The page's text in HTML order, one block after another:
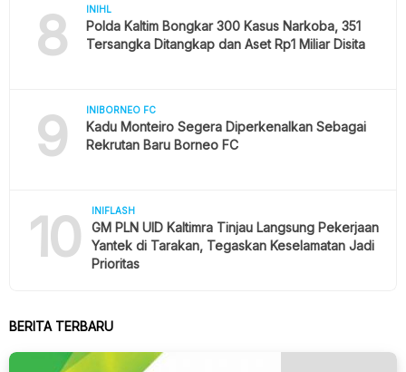
8 INIHL
Polda Kaltim Bongkar 300 Kasus Narkoba, 351
Tersangka Ditangkap dan Aset Rp1 Miliar Disita
9 INIBORNEO FC
Kadu Monteiro Segera Diperkenalkan Sebagai
Rekrutan Baru Borneo FC
10 INIFLASH
GM PLN UID Kaltimra Tinjau Langsung Pekerjaan
Yantek di Tarakan, Tegaskan Keselamatan Jadi
Prioritas
BERITA TERBARU